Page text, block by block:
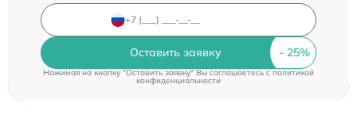
Оставить заявку
Нажимая на кнопку "Оставить заявку" Вы соглашаетесь cполитикой
конфиденциальности